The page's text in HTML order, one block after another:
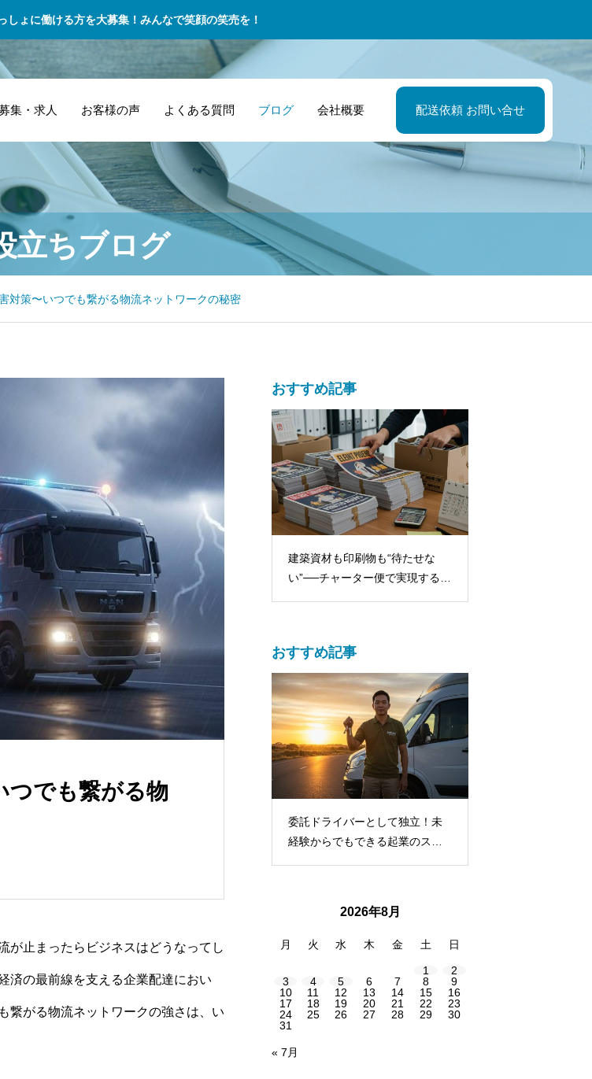
しょに働ける方を大募集！みんなで笑顔の笑売を！
集・求人 お客様の声 よくある質問 ブログ 会社概要 配送依頼 お問い合せ
人向け
ービス
「笑売」。商売は
「傷売」ではなく
「笑売」「勝売」
新規受付ストッ
ョップ
との商
ムーズ
計画が
られる
建設会社・資材管
理責任者 重機部品
の配送も安心！建
な稼働を支える物
流サポート
元密着
！軽貨
ー募集
2026年の宅配便事
情！企業配達をス
ムーズにする新裏
立ちブログ
対策〜いつでも繋がる物流ネットワークの秘密
つでも繋がる物
が止まったらビジネスはどうなってし
済の最前線を支える企業配達におい
繋がる物流ネットワークの強さは、い
おすすめ記事
トップアスリートの転身術〜引
退後も輝き続ける秘訣とは
建築資材も印刷物も“待たせな
い”──チャーター便で実現する現
おすすめ記事
委託ドライバーとして独立！未
経験からでもできる起業のステ
2026年8月
月 火 水 木 金 土 日
1
2
3
4 5 6 7 8
9
10
11 12 13 14 15
16
17
18 19 20 21 22
23
24
25 26 27 28 29
30
31
« 7月